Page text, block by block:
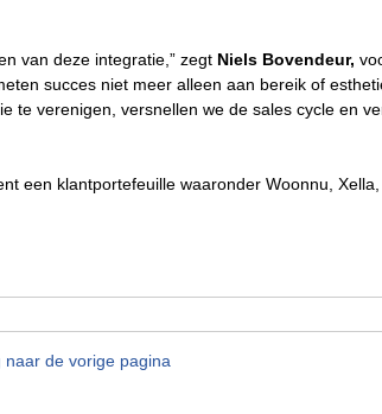
van deze integratie,” zegt Niels Bovendeur,
succes niet meer alleen aan bereik of
te verenigen, versnellen we de sales cycle en
een klantportefeuille waaronder Woonnu,
naar de vorige pagina